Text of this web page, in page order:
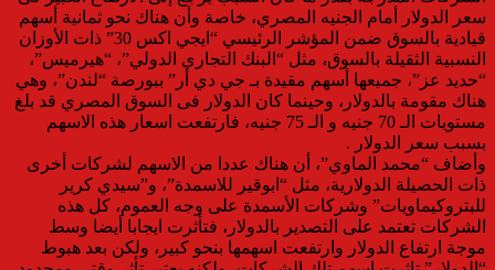
سعر الدولار أمام الجنيه المصري، خاصة وأن هناك نحو ثمانية أسهم
قيادية بالسوق ضمن المؤشر الرئيسي “ايجي اكس 30” ذات الأوزان
النسبية الثقيلة بالسوق، مثل “البنك التجاري الدولي”، “هيرميس”،
“حديد عز”، جميعها أسهم مقيدة بـ جي دي أر” ببورصة “لندن”، وهي
هناك مقومة بالدولار، وحينما كان الدولار فى السوق المصري قد بلغ
مستويات الـ 70 جنيه و الـ 75 جنيه، فارتفعت اسعار هذه الاسهم
بسبب سعر الدولار .
وأضاف “محمد الماوي”، أن هناك عددا من الاسهم لشركات أخرى
ذات الحصيلة الدولارية، مثل “ابوقير للاسمدة”، و”سيدي كرير
للبتروكيماويات” وشركات الأسمدة على وجه العموم، كل هذه
الشركات تعتمد على التصدير بالدولار، فتأثرت ايجابا أيضا وسط
موجة ارتفاع الدولار وارتفعت اسهمها بنحو كبير، ولكن بعد هبوط